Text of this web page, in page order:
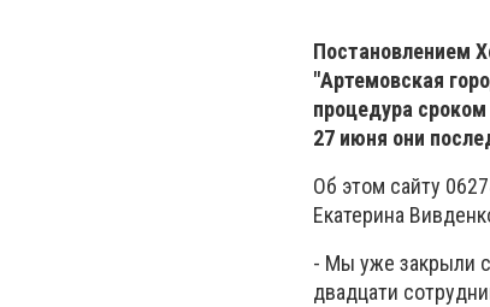
Постановлением
"Артемовская
процедура
27 июня они
Об этом сайту
Екатерина
- Мы уже закрыли
двадцати